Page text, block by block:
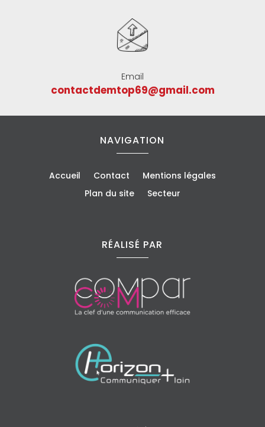
Email
contactdemtop69@gmail.com
NAVIGATION
Accueil Contact
Mentions légales
Plan du site
Secteur
RÉALISÉ PAR